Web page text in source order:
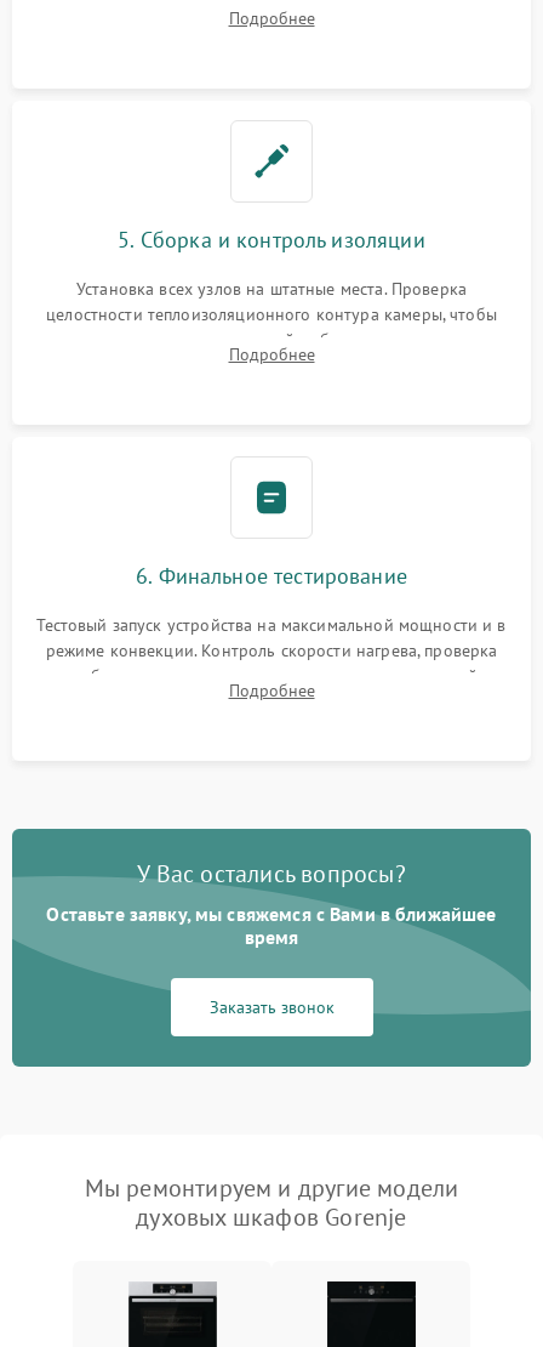
выгоревших реле, восстановление контактов и замена
Подробнее
5. Сборка и контроль изоляции
Установка всех узлов на штатные места. Проверка
целостности теплоизоляционного контура камеры, чтобы
исключить перегрев кухонной мебели и потерю тепла.
Надежная фиксация клемм и сборка корпуса шкафа.
Подробнее
6. Финальное тестирование
Тестовый запуск устройства на максимальной мощности и в
режиме конвекции. Контроль скорости нагрева, проверка
срабатывания термостата при достижении заданной
температуры и тест на отсутствие утечек тока.
Подробнее
У Вас остались вопросы?
Оставьте заявку, мы свяжемся с Вами в ближайшее
время
Заказать звонок
Мы ремонтируем и другие модели
духовых шкафов Gorenje